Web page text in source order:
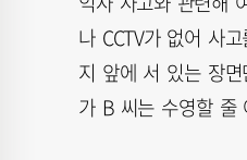
나 CCTV가 없어 사
지 앞에 서 있는 장
가 B 씨는 수영할 줄